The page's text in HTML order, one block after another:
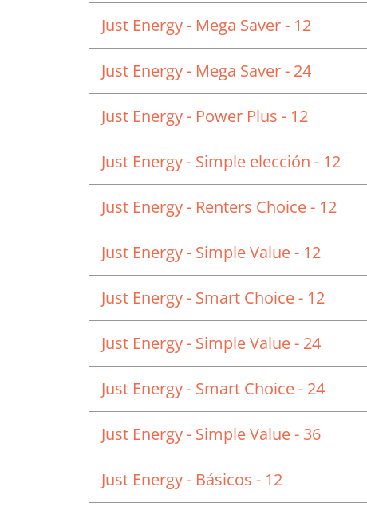
Just Energy - Mega Saver - 12
Just Energy - Mega Saver - 24
Just Energy - Power Plus - 12
Just Energy - Simple elección - 12
Just Energy - Renters Choice - 12
Just Energy - Simple Value - 12
Just Energy - Smart Choice - 12
Just Energy - Simple Value - 24
Just Energy - Smart Choice - 24
Just Energy - Simple Value - 36
Just Energy - Básicos - 12